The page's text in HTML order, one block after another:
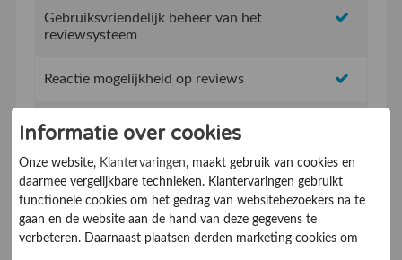
Gebruiksvriendelijk beheer van het
reviewsysteem
Reactie mogelijkheid op reviews
Topvermeldingen op de website
SEO vriendelijk concept, beter vindbaar in
Google
Mobiel vriendelijk systeem
Informatie over cookies
Onze website, Klantervaringen, maakt gebruik van cookies en
daarmee vergelijkbare technieken. Klantervaringen gebruikt
functionele cookies om het gedrag van websitebezoekers na te
gaan en de website aan de hand van deze gegevens te
verbeteren. Daarnaast plaatsen derden marketing cookies om